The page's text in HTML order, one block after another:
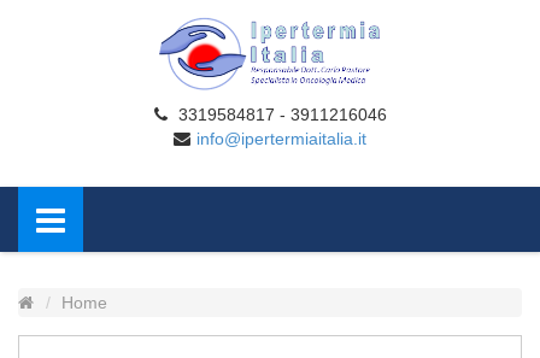
3319584817 - 3911216046
info@ipertermiaitalia.it
Home